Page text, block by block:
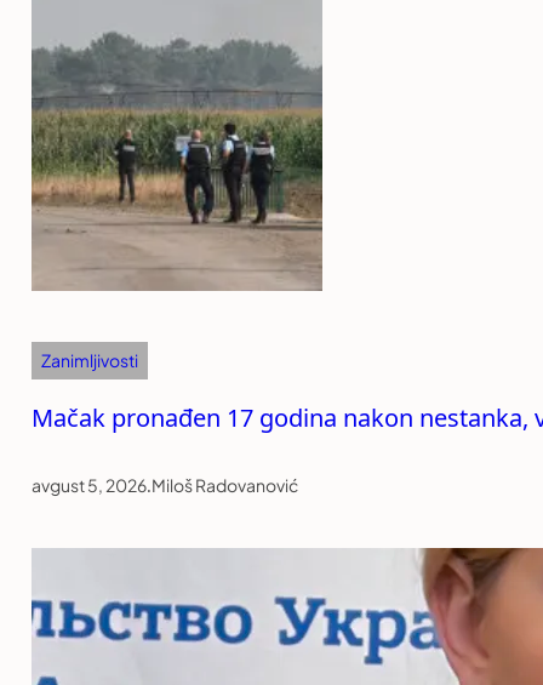
Zanimljivosti
Mačak pronađen 17 godina nakon nestanka,
avgust 5, 2026.Miloš Radovanović